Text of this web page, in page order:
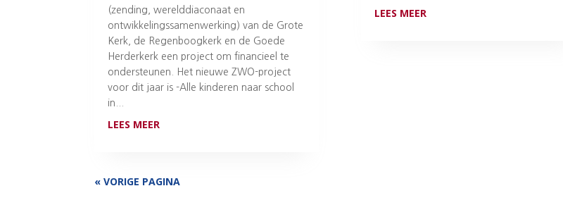
(zending, werelddiaconaat en
ontwikkelingssamenwerking) van de Grote
Kerk, de Regenboogkerk en de Goede
Herderkerk een project om financieel te
ondersteunen. Het nieuwe ZWO-project
voor dit jaar is -Alle kinderen naar school
in...
LEES MEER
LEES MEER
« VORIGE PAGINA